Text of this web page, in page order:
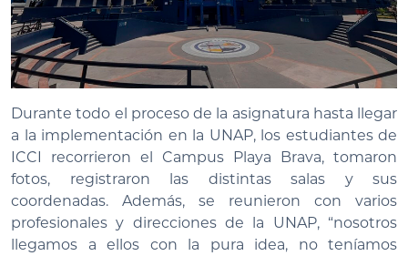
Durante todo el proceso de la asignatura hasta llegar
a la implementación en la UNAP, los estudiantes de
ICCI recorrieron el Campus Playa Brava, tomaron
fotos, registraron las distintas salas y sus
coordenadas. Además, se reunieron con varios
profesionales y direcciones de la UNAP, “nosotros
llegamos a ellos con la pura idea, no teníamos